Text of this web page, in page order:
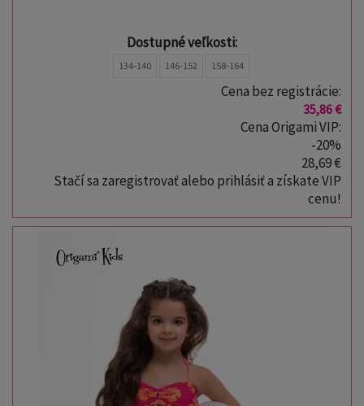
Dostupné veľkosti:
134-140 146-152 158-164
Cena bez registrácie:
35,86 €
Cena Origami VIP:
-20%
28,69 €
Stačí sa zaregistrovať alebo prihlásiť a získate VIP
cenu!